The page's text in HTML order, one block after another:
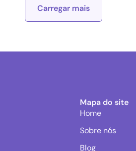
Carregar mais
Mapa do site
Home
Sobre nós
Blog